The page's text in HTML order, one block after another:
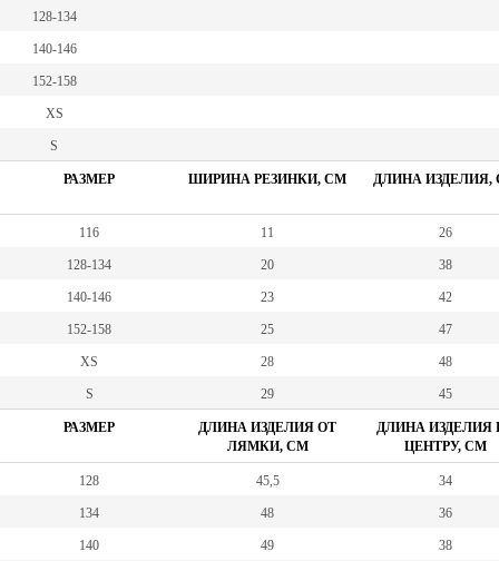
128-134
140-146
152-158
XS
S
РАЗМЕР ШИРИНА РЕЗИНКИ, СМ ДЛИНА ИЗДЕЛИЯ,
116 11 26
128-134 20 38
140-146 23 42
152-158 25 47
XS 28 48
S 29 45
РАЗМЕР
ДЛИНА ИЗДЕЛИЯ ОТ
ЛЯМКИ, СМ
ДЛИНА ИЗДЕЛИЯ
ЦЕНТРУ, СМ
128 45,5 34
134 48 36
140 49 38